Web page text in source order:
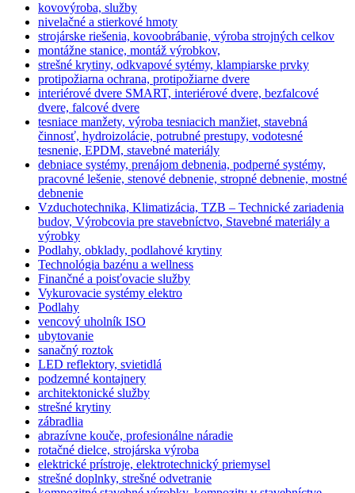
kovovýroba, služby
nivelačné a stierkové hmoty
strojárske riešenia, kovoobrábanie, výroba strojných celkov
montážne stanice, montáž výrobkov,
strešné krytiny, odkvapové sytémy, klampiarske prvky
protipožiarna ochrana, protipožiarne dvere
interiérové dvere SMART, interiérové dvere, bezfalcové
dvere, falcové dvere
tesniace manžety, výroba tesniacich manžiet, stavebná
činnosť, hydroizolácie, potrubné prestupy, vodotesné
tesnenie, EPDM, stavebné materiály
debniace systémy, prenájom debnenia, podperné systémy,
pracovné lešenie, stenové debnenie, stropné debnenie, mostné
debnenie
Vzduchotechnika, Klimatizácia, TZB – Technické zariadenia
budov, Výrobcovia pre stavebníctvo, Stavebné materiály a
výrobky
Podlahy, obklady, podlahové krytiny
Technológia bazénu a wellness
Finančné a poisťovacie služby
Vykurovacie systémy elektro
Podlahy
vencový uholník ISO
ubytovanie
sanačný roztok
LED reflektory, svietidlá
podzemné kontajnery
architektonické služby
strešné krytiny
zábradlia
abrazívne kouče, profesionálne náradie
rotačné dielce, strojárska výroba
elektrické prístroje, elektrotechnický priemysel
strešné doplnky, strešné odvetranie